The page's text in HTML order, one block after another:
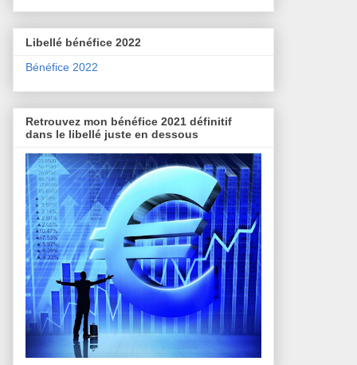
Libellé bénéfice 2022
Bénéfice 2022
Retrouvez mon bénéfice 2021 définitif
dans le libellé juste en dessous